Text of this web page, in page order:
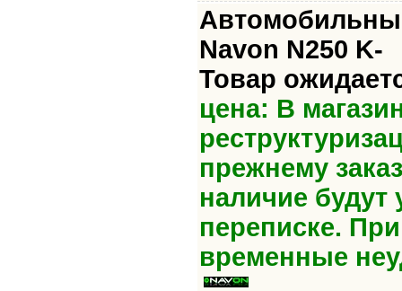
Navon N250 K-
Товар
цена: В
прежнему
наличие будут
переписке.
временные